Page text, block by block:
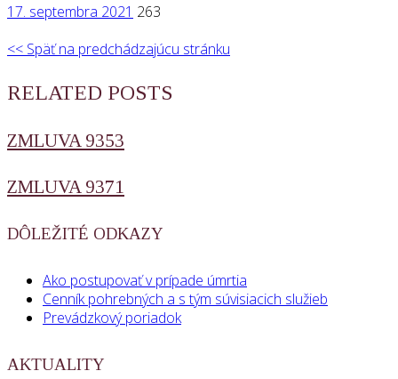
17. septembra 2021 263
<< Späť na predchádzajúcu stránku
RELATED POSTS
ZMLUVA 9353
ZMLUVA 9371
DÔLEŽITÉ ODKAZY
Ako postupovať v prípade úmrtia
Cenník pohrebných a s tým súvisiacich služieb
Prevádzkový poriadok
AKTUALITY